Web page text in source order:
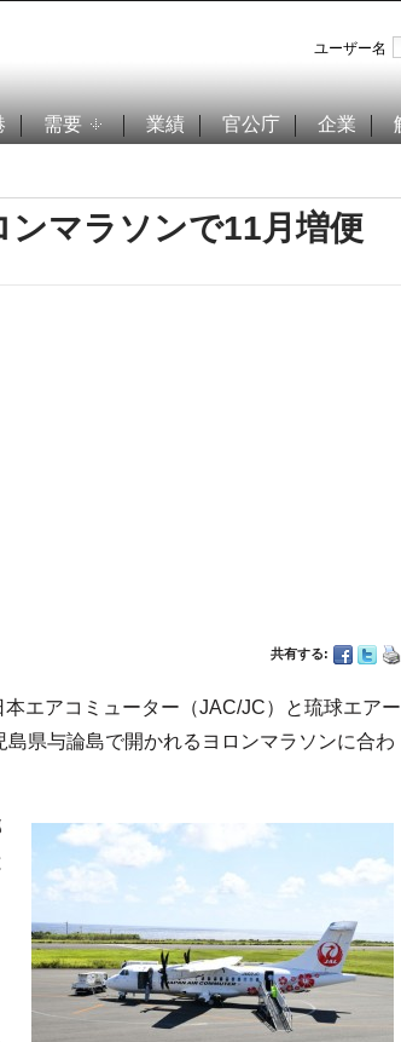
ユーザー名
需要 業績 官公庁 企業
マラソンで11月増便
共有する:
エアコミューター（JAC/JC）と琉球エアー
県与論島で開かれるヨロンマラソンに合わ